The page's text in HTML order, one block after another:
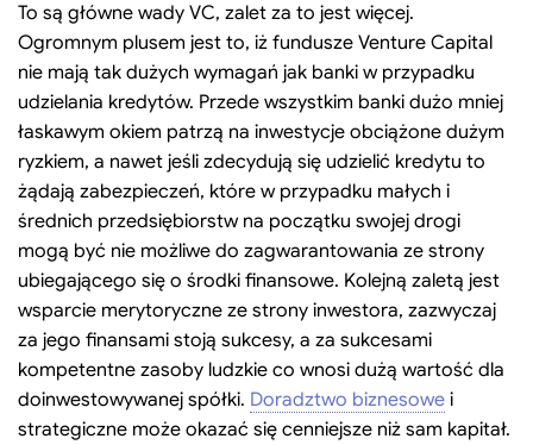
To są główne wady VC, zalet za to jest więcej.
Ogromnym plusem jest to, iż fundusze Venture Capital
nie mają tak dużych wymagań jak banki w przypadku
udzielania kredytów. Przede wszystkim banki dużo mniej
łaskawym okiem patrzą na inwestycje obciążone dużym
ryzkiem, a nawet jeśli zdecydują się udzielić kredytu to
żądają zabezpieczeń, które w przypadku małych i
średnich przedsiębiorstw na początku swojej drogi
mogą być nie możliwe do zagwarantowania ze strony
ubiegającego się o środki finansowe. Kolejną zaletą jest
wsparcie merytoryczne ze strony inwestora, zazwyczaj
za jego finansami stoją sukcesy, a za sukcesami
kompetentne zasoby ludzkie co wnosi dużą wartość dla
doinwestowywanej spółki. Doradztwo biznesowe i
strategiczne może okazać się cenniejsze niż sam kapitał.